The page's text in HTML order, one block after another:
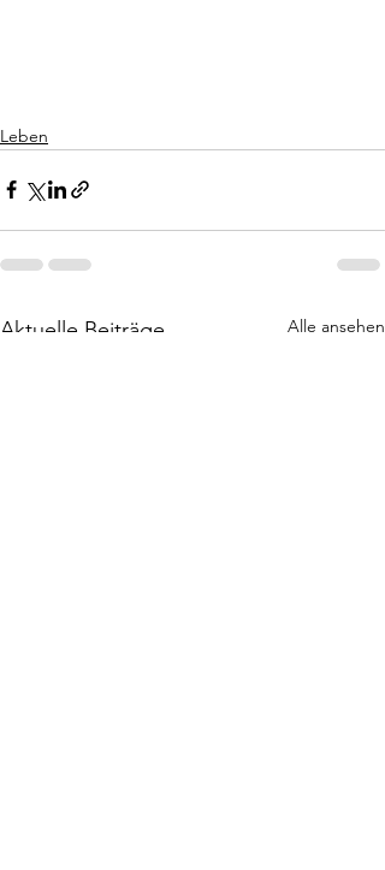
Leben
Aktuelle Beiträge Alle ansehen